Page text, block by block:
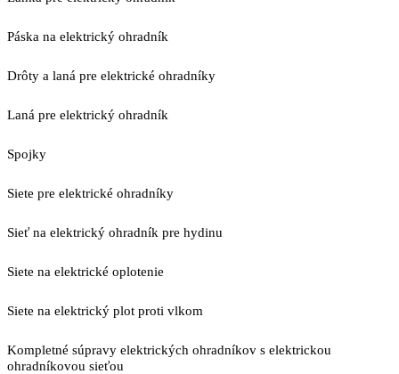
Páska na elektrický ohradník
Drôty a laná pre elektrické ohradníky
Laná pre elektrický ohradník
Spojky
Siete pre elektrické ohradníky
Sieť na elektrický ohradník pre hydinu
Siete na elektrické oplotenie
Siete na elektrický plot proti vlkom
Kompletné súpravy elektrických ohradníkov s elektrickou
ohradníkovou sieťou